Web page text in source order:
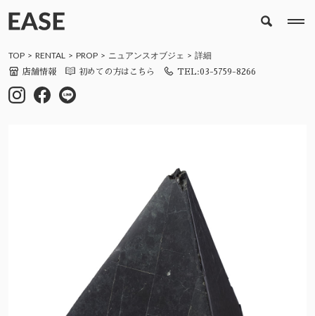
TOP RENTAL PROP ニュアンスオブジェ 詳細
店舗情報 初めての方はこちら TEL:03-5759-8266